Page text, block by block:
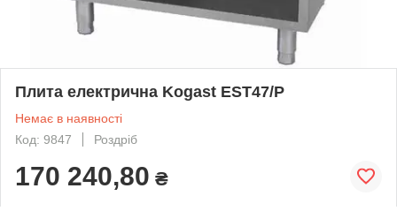
Плита електрична Kogast EST47/P
Немає в наявності
Код: 9847
Роздріб
170 240,80 ₴